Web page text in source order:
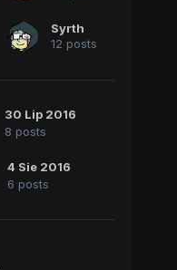
Syrth
12 posts
30 Lip 2016
8 posts
4 Sie 2016
6 posts